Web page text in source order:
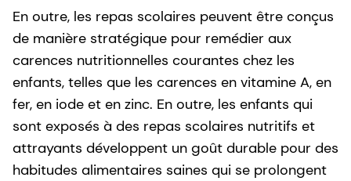
En outre, les repas scolaires peuvent être conçus
de manière stratégique pour remédier aux
carences nutritionnelles courantes chez les
enfants, telles que les carences en vitamine A, en
fer, en iode et en zinc. En outre, les enfants qui
sont exposés à des repas scolaires nutritifs et
attrayants développent un goût durable pour des
habitudes alimentaires saines qui se prolongent